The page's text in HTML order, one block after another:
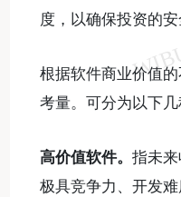
度，以确保投资的安
根据软件商业价值
考量。可分为以下几
高价值软件。 指未来
极具竞争力、开发